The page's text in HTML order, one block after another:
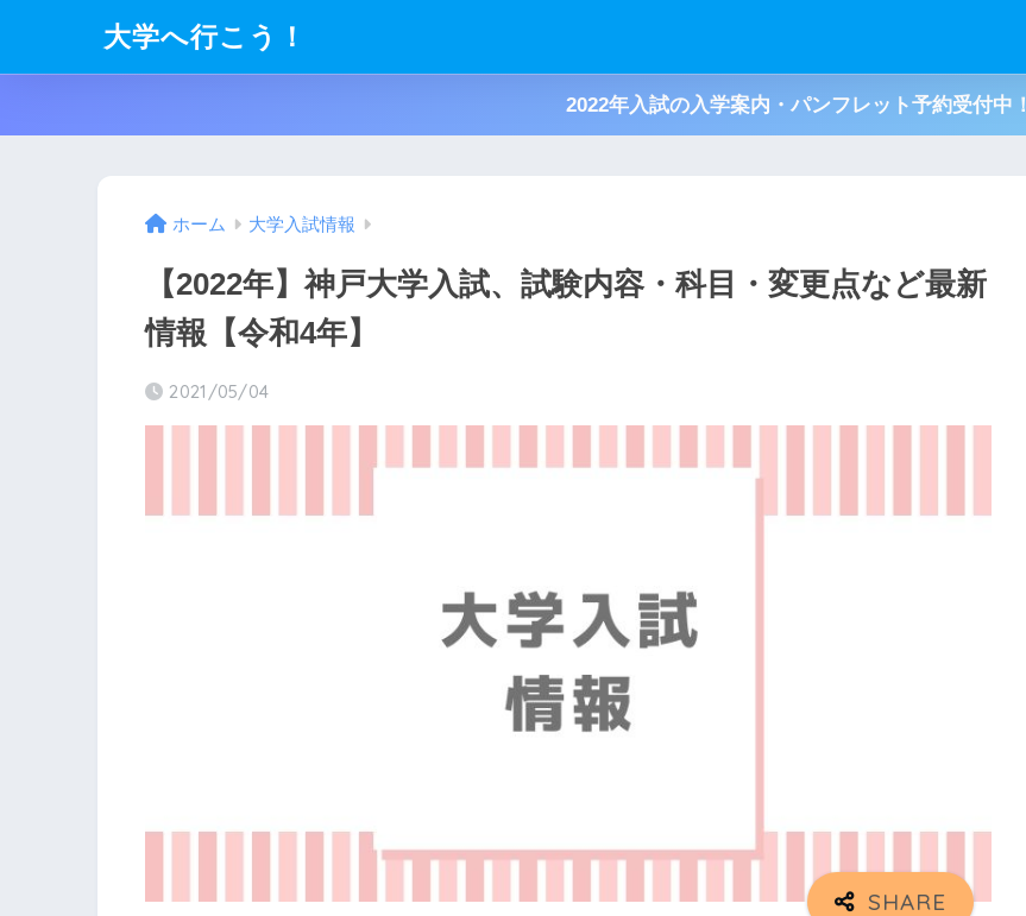
大学へ行こう！
2022年入試の入学案内・パンフレット予約受付中！
ホーム 大学入試情報
【2022年】神戸大学入試、試験内容・科目・変更点など最新
情報【令和4年】
2021/05/04